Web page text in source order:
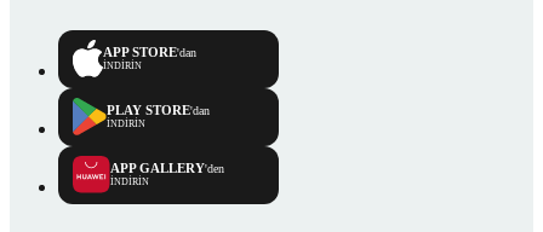
APP STORE'dan
İNDİRİN
PLAY STORE'dan
İNDİRİN
APP GALLERY'den
İNDİRİN